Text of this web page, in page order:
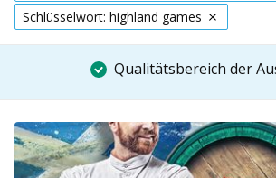
Schlüsselwort: highland games
Qualitätsbereich der